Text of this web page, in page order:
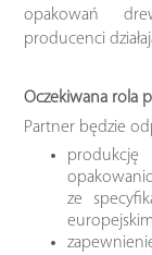
opakowań
producenci
Oczekiwana rola
Partner będzie
ze